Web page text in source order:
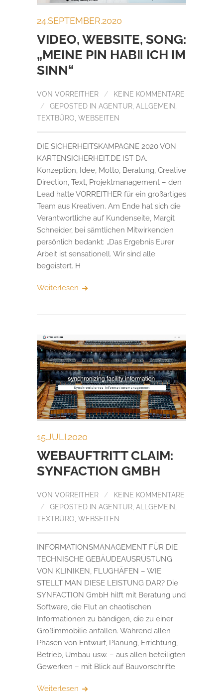
24.SEPTEMBER.2020
VIDEO, WEBSITE, SONG:
„MEINE PIN HAB‖ ICH IM
SINN“
VON VORREITHER /
KEINE KOMMENTARE
/
GEPOSTED IN AGENTUR, ALLGEMEIN,
TEXTBÜRO, WEBSEITEN
DIE SICHERHEITSKAMPAGNE 2020 VON
KARTENSICHERHEIT.DE IST DA.
Konzeption, Idee, Motto, Beratung, Creative
Direction, Text, Projektmanagement – den
Lead hatte VORREITHER für ein großartiges
Team aus Kreativen. Am Ende hat sich die
Verantwortliche auf Kundenseite, Margit
Schneider, bei sämtlichen Mitwirkenden
persönlich bedankt: „Das Ergebnis Eurer
Arbeit ist sensationell. Wir sind alle
begeistert. H
Weiterlesen
15.JULI.2020
WEBAUFTRITT CLAIM:
SYNFACTION GMBH
VON VORREITHER /
KEINE KOMMENTARE
/
GEPOSTED IN AGENTUR ALLGEMEIN
TEXTBÜRO WEBSEITEN
INFORMATIONSMANAGEMENT FÜR DIE
TECHNISCHE GEBÄUDEAUSRÜSTUNG
VON KLINIKEN, FLUGHÄFEN – WIE
STELLT MAN DIESE LEISTUNG DAR? Die
SYNFACTION GmbH hilft mit Beratung und
Software, die Flut an chaotischen
Informationen zu bändigen, die zu einer
Großimmobilie anfallen. Während allen
Phasen von Entwurf, Planung, Errichtung,
Betrieb, Umbau usw. – aus allen beteiligten
Gewerken – mit Blick auf Bauvorschrifte
Weiterlesen